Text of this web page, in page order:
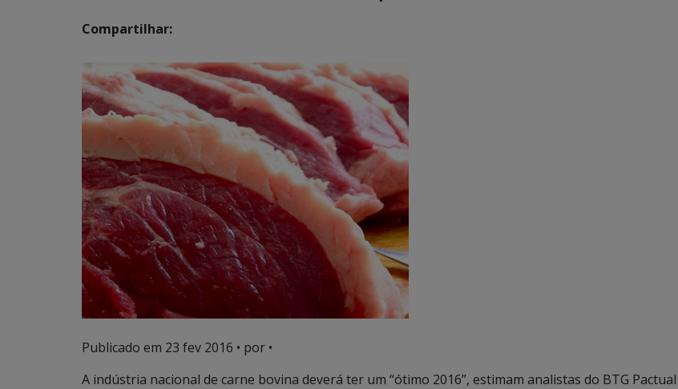
Compartilhar:
Publicado em 23 fev 2016 • por •
A indústria nacional de carne bovina deverá ter um “ótimo 2016”, estimam analistas do BTG Pactual